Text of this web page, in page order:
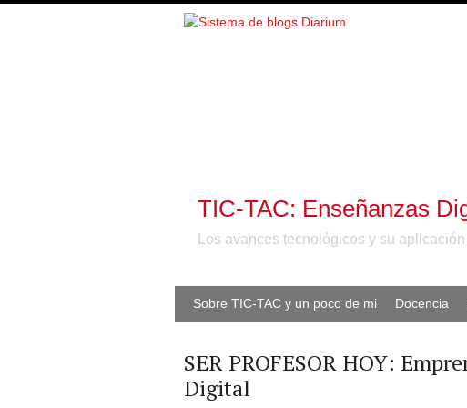
TIC-TAC: Enseñanzas
Los avances tecnológicos y su
Sobre TIC-TAC y un poco de mi Docencia
SER PROFESOR HOY:
Digital